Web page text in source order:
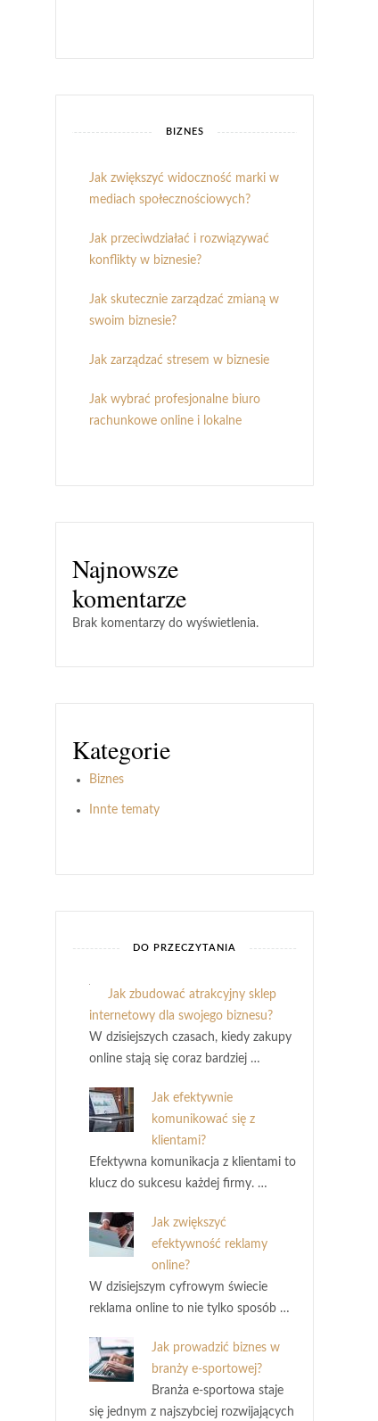
BIZNES
Jak zwiększyć widoczność marki w
mediach społecznościowych?
Jak przeciwdziałać i rozwiązywać
konflikty w biznesie?
Jak skutecznie zarządzać zmianą w
swoim biznesie?
Jak zarządzać stresem w biznesie
Jak wybrać profesjonalne biuro
rachunkowe online i lokalne
Najnowsze
komentarze
Brak komentarzy do wyświetlenia.
Kategorie
Biznes
Innte tematy
DO PRZECZYTANIA
Jak zbudować atrakcyjny sklep
internetowy dla swojego biznesu?
W dzisiejszych czasach, kiedy zakupy
online stają się coraz bardziej …
Jak efektywnie
komunikować się z
klientami?
Efektywna komunikacja z klientami to
klucz do sukcesu każdej firmy. …
Jak zwiększyć
efektywność reklamy
online?
W dzisiejszym cyfrowym świecie
reklama online to nie tylko sposób …
Jak prowadzić biznes w
branży e-sportowej?
Branża e-sportowa staje
się jednym z najszybciej rozwijających